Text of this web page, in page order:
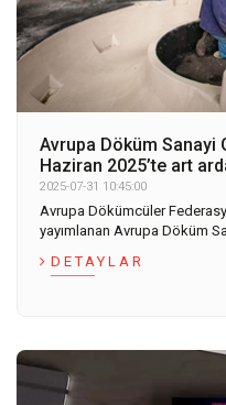
Avrupa Döküm Sanayi
Haziran 2025’te art
2025-07-31 10:45:00
Avrupa Dökümcüler
yayımlanan Avrupa Döküm
DETAYLAR